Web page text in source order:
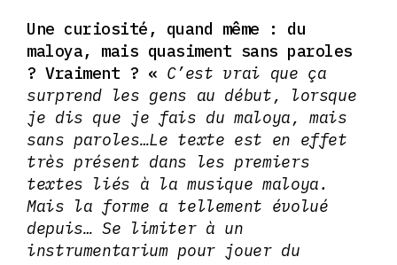
Une curiosité, quand même : du
maloya, mais quasiment sans paroles
? Vraiment ? « C’est vrai que ça
surprend les gens au début, lorsque
je dis que je fais du maloya, mais
sans paroles…Le texte est en effet
très présent dans les premiers
textes liés à la musique maloya.
Mais la forme a tellement évolué
depuis… Se limiter à un
instrumentarium pour jouer du